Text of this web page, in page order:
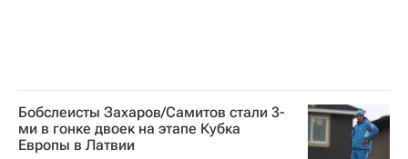
Бобслеисты Захаров/Самитов стали 3-
ми в гонке двоек на этапе Кубка
Европы в Латвии